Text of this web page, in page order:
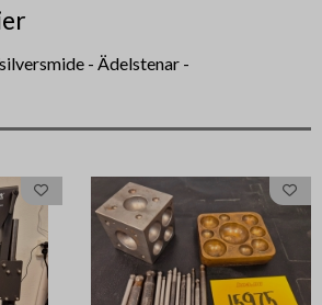
- Ädelstenar -